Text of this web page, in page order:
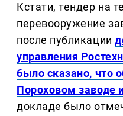
Кстати, тендер на
перевооружение
после публикации
управления
было сказано, что
Пороховом заводе
докладе было